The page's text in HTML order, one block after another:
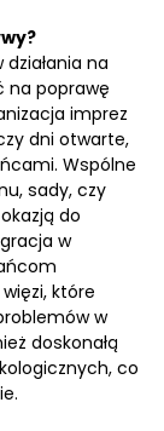
na
na poprawę
imprez
dni otwarte,
Wspólne
sady, czy
do
w
które
w
doskonałą
co